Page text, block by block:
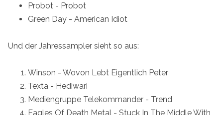
Probot - Probot
Green Day - American Idiot
Und der Jahressampler sieht so aus:
Winson - Wovon Lebt Eigentlich Peter
Texta - Hediwari
Mediengruppe Telekommander - Trend
Eagles Of Death Metal - Stuck In The Middle With